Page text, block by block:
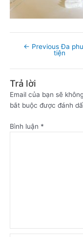
← Previous Đa
tiện
Trả lời
Email của bạn sẽ
bắt buộc được đánh
Bình luận *